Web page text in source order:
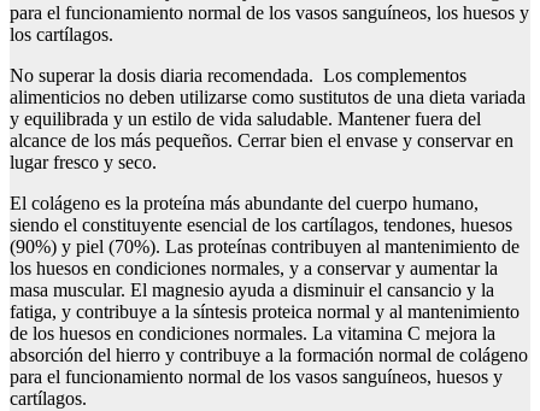
para el funcionamiento normal de los vasos sanguíneos, los huesos y
los cartílagos.
No superar la dosis diaria recomendada. Los complementos
alimenticios no deben utilizarse como sustitutos de una dieta variada
y equilibrada y un estilo de vida saludable. Mantener fuera del
alcance de los más pequeños. Cerrar bien el envase y conservar en
lugar fresco y seco.
El colágeno es la proteína más abundante del cuerpo humano,
siendo el constituyente esencial de los cartílagos, tendones, huesos
(90%) y piel (70%). Las proteínas contribuyen al mantenimiento de
los huesos en condiciones normales, y a conservar y aumentar la
masa muscular. El magnesio ayuda a disminuir el cansancio y la
fatiga, y contribuye a la síntesis proteica normal y al mantenimiento
de los huesos en condiciones normales. La vitamina C mejora la
absorción del hierro y contribuye a la formación normal de colágeno
para el funcionamiento normal de los vasos sanguíneos, huesos y
cartílagos.